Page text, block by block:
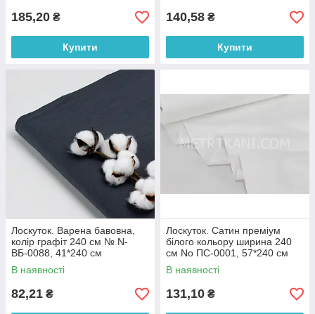
185,20 ₴
Купити
140,58 ₴
Купити
Лоскуток. Варена бавовна,
колір графіт 240 см № N-
ВБ-0088, 41*240 см
В наявності
82,21 ₴
Лоскуток. Сатин преміум
білого кольору ширина 240
см No ПС-0001, 57*240 см
В наявності
131,10 ₴